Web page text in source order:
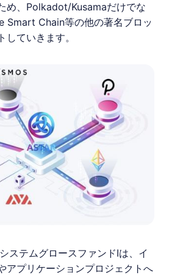
め、Polkadot/Kusamaだけでな
Smart Chain等の他の著名ブロッ
していきます。
ステムグロースファンドⅠは、イ
アプリケーションプロジェクトへ